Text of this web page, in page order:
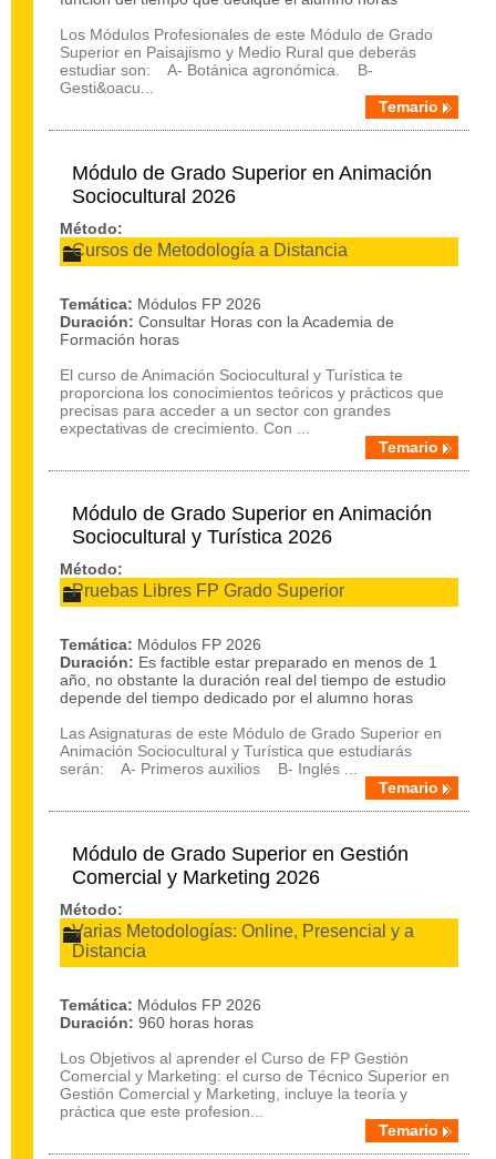
Los Módulos Profesionales de este Módulo de Grado
Superior en Paisajismo y Medio Rural que deberás
estudiar son: A- Botánica agronómica. B-
Gesti&oacu...
Temario
Módulo de Grado Superior en Animación
Sociocultural 2026
Método:
Cursos de Metodología a Distancia
Temática: Módulos FP 2026
Duración: Consultar Horas con la Academia de
Formación horas
El curso de Animación Sociocultural y Turística te
proporciona los conocimientos teóricos y prácticos que
precisas para acceder a un sector con grandes
expectativas de crecimiento. Con ...
Temario
Módulo de Grado Superior en Animación
Sociocultural y Turística 2026
Método:
Pruebas Libres FP Grado Superior
Temática: Módulos FP 2026
Duración: Es factible estar preparado en menos de 1
año, no obstante la duración real del tiempo de estudio
depende del tiempo dedicado por el alumno horas
Las Asignaturas de este Módulo de Grado Superior en
Animación Sociocultural y Turística que estudiarás
serán: A- Primeros auxilios B- Inglés ...
Temario
Módulo de Grado Superior en Gestión
Comercial y Marketing 2026
Método:
Varias Metodologías: Online, Presencial y a
Distancia
Temática: Módulos FP 2026
Duración: 960 horas horas
Los Objetivos al aprender el Curso de FP Gestión
Comercial y Marketing: el curso de Técnico Superior en
Gestión Comercial y Marketing, incluye la teoría y
práctica que este profesion...
Temario